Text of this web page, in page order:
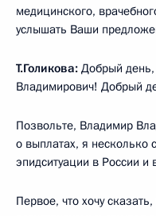
медицинского,
услышать Ваши
Т.Голикова: Добрый
Владимирович! Добрый
Позвольте, Владимир
о выплатах, я
эпидситуации в России и
Первое, что хочу